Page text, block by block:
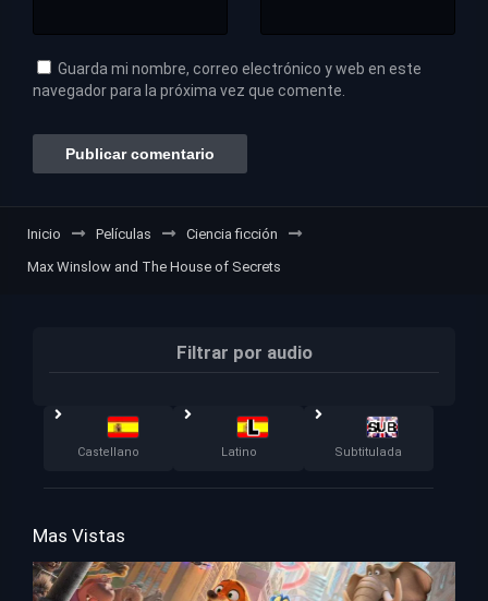
Guarda mi nombre, correo electrónico y web en este
navegador para la próxima vez que comente.
Inicio Películas
Ciencia ficción
Max Winslow and The House of Secrets
Filtrar por audio
Castellano Latino Subtitulada
Mas Vistas